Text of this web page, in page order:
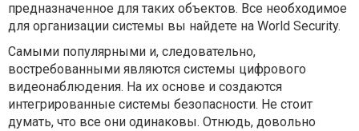
предназначенное для таких объектов. Все необходимое
для организации системы вы найдете на World Security.
Самыми популярными и, следовательно,
востребованными являются системы цифрового
видеонаблюдения. На их основе и создаются
интегрированные системы безопасности. Не стоит
думать, что все они одинаковы. Отнюдь, довольно